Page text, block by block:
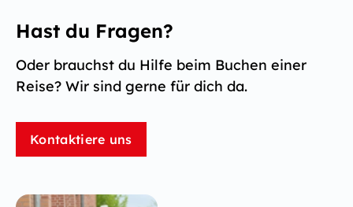
Hast du Fragen?
Oder brauchst du Hilfe beim Buchen einer
Reise? Wir sind gerne für dich da.
Kontaktiere uns